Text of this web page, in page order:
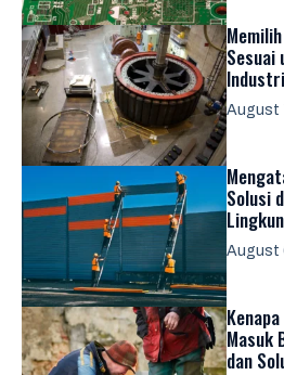
Sesuai
Industri
August
Solusi
August
Masuk
dan